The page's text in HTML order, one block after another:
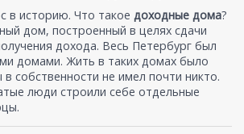
в историю. Что такое доходные дома?
дом, построенный в целях сдачи
дохода. Весь Петербург был
домами. Жить в таких домах было
собственности не имел почти никто.
люди строили себе отдельные